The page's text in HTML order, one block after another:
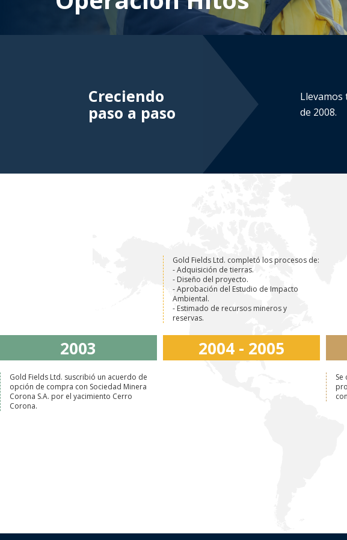
MEMBRESÍAS
ASPIRACIONES
GESTIÓN SOCIAL
Creciendo
paso a paso
Llevamos
de 2008.
2003
Gold Fields Ltd. suscribió un acuerdo de
opción de compra con Sociedad Minera
Corona S.A. por el yacimiento Cerro
Corona.
2004 - 2005
Gold Fields Ltd. completó los procesos de:
- Adquisición de tierras.
- Diseño del proyecto.
- Aprobación del Estudio de Impacto
Ambiental.
- Estimado de recursos mineros y
reservas.